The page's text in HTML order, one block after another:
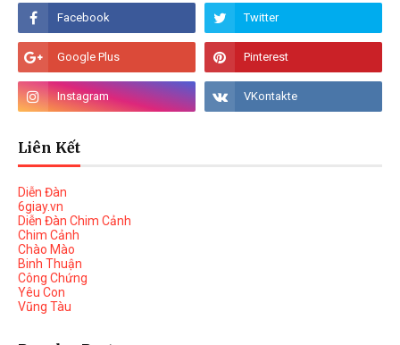
Liên Kết
Diễn Đàn
6giay.vn
Diễn Đàn Chim Cảnh
Chim Cảnh
Chào Mào
Binh Thuận
Công Chứng
Yêu Con
Vũng Tàu